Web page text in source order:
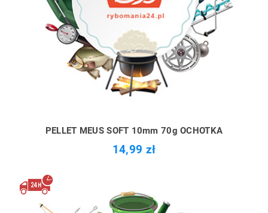
PELLET MEUS SOFT 10mm 70g OCHOTKA
14,99 zł